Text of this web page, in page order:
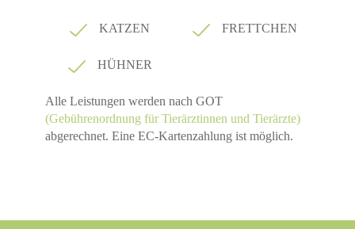
KATZEN
HÜHNER
FRETTCHEN
Alle Leistungen werden nach GOT
(Gebührenordnung für Tierärztinnen und Tierärzte)
abgerechnet. Eine EC-Kartenzahlung ist möglich.